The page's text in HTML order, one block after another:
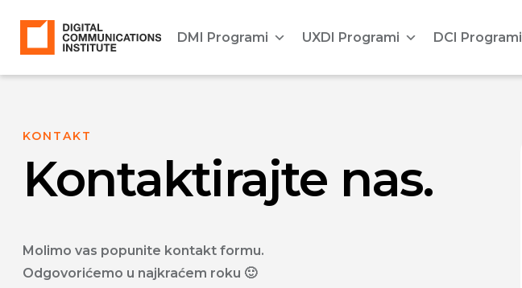
DMI Programi UXDI Programi DCI Programi
KONTAKT
Kontaktirajte nas.
Molimo vas popunite kontakt formu.
Odgovorićemo u najkraćem roku 🙂